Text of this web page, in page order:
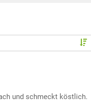
und schmeckt köstlich.